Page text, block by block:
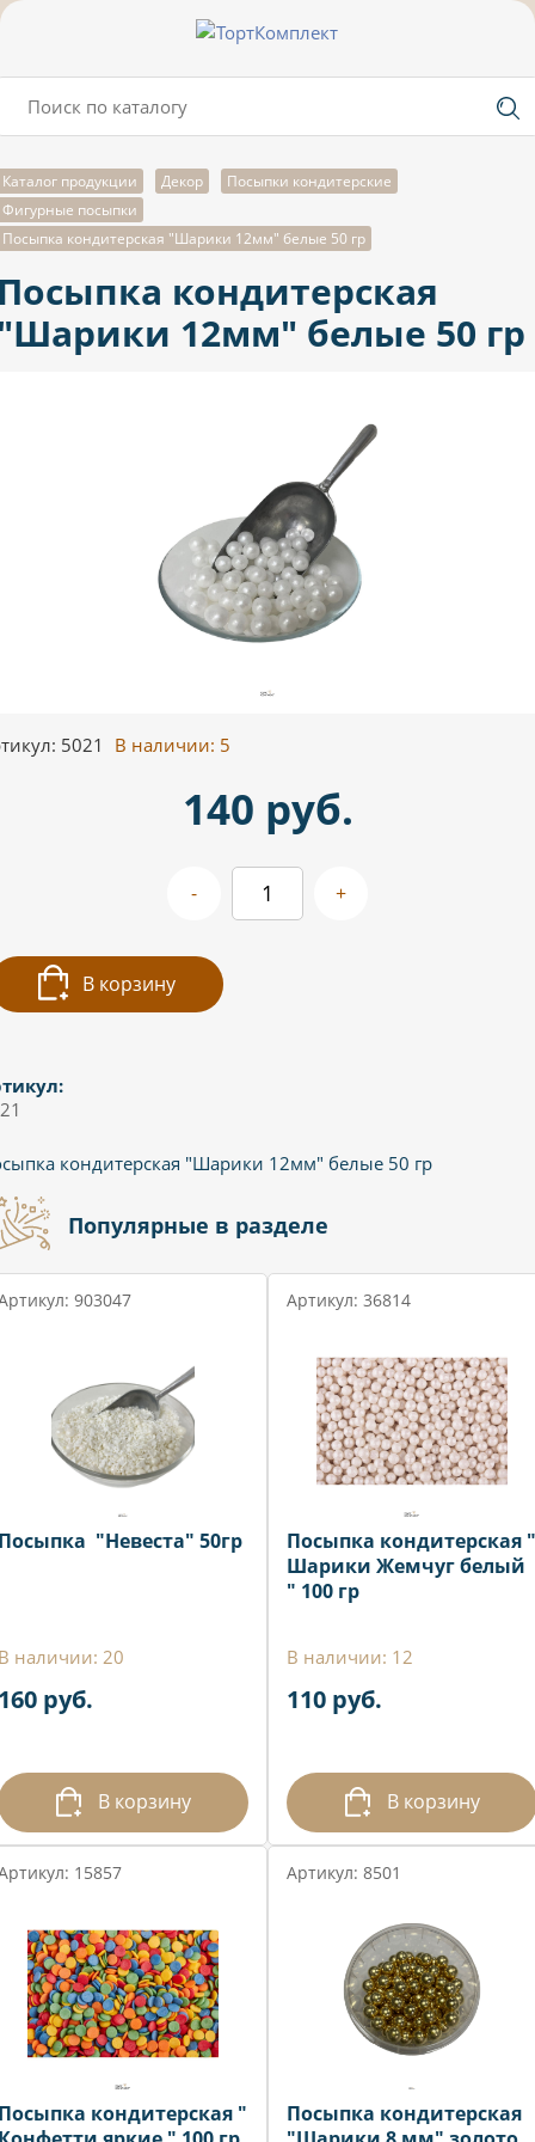
Каталог продукции Декор
Посыпки кондитерские
Фигурные посыпки
Посыпка кондитерская "Шарики 12мм" белые 50 гр
кондитерская
12мм" белые 50 гр
5021 В наличии: 5
140 руб.
- +
В корзину
кондитерская "Шарики 12мм" белые 50 гр
Популярные в разделе
903047
"Невеста" 50гр
наличии: 20
руб.
В корзину
Артикул: 36814
Посыпка кондитерская "
Шарики Жемчуг белый
" 100 гр
В наличии: 12
110 руб.
В корзину
15857
кондитерская "
Артикул: 8501
Посыпка кондитерская